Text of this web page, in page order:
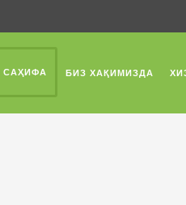
БИЗ ХАҚИМИЗДА